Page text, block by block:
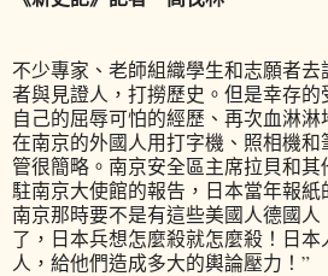
不少專家、老師組織學生和志願者
者與見證人，打撈歷史。但是幸存
自己的屈辱可怕的經歷、再次血淋
在南京的外國人用打字機、照相機
管很簡略。南京安全區主席拉貝和
駐南京大使館的報告，日本當年報
南京那時要不是有這些美國人德國
了，日本兵想怎麼殺就怎麼殺！日
人，給他們造成多大的輿論壓力！”